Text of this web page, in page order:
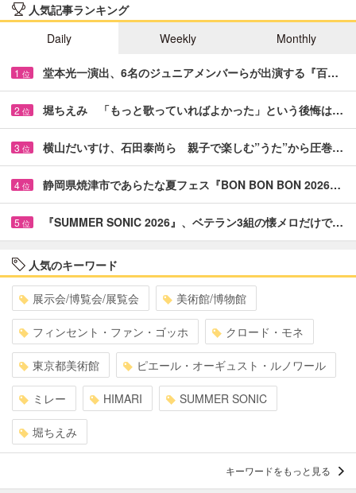
人気記事ランキング
Daily
Weekly Monthly
1 位 堂本光一演出、6名のジュニアメンバーらが出演する『百…
2 位 堀ちえみ 「もっと歌っていればよかった」という後悔は…
3 位 横山だいすけ、石田泰尚ら 親子で楽しむ”うた”から圧巻…
4 位 静岡県焼津市であらたな夏フェス『BON BON BON 2026…
5 位 『SUMMER SONIC 2026』、ベテラン3組の懐メロだけで…
人気のキーワード
展示会/博覧会/展覧会 美術館/博物館
フィンセント・ファン・ゴッホ クロード・モネ
東京都美術館 ピエール・オーギュスト・ルノワール
ミレー HIMARI SUMMER SONIC
堀ちえみ
キーワードをもっと見る